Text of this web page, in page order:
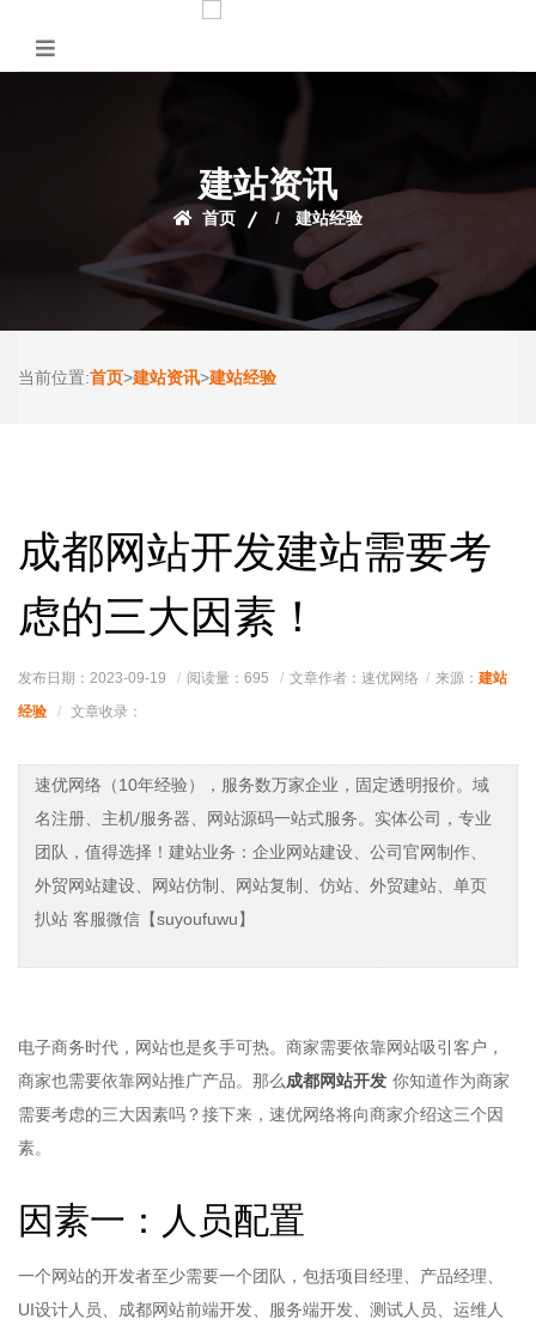
建站资讯
首页 建站经验
当前位置:首页>建站资讯>建站经验
成都网站开发建站需要考
虑的三大因素！
发布日期：2023-09-19 阅读量： 695 文章作者：速优网络 来源： 建站
经验
文章收录：
速优网络（10年经验），服务数万家企业，固定透明报价。域
名注册、主机/服务器、网站源码一站式服务。实体公司，专业
团队，值得选择！建站业务：企业网站建设、公司官网制作、
外贸网站建设、网站仿制、网站复制、仿站、外贸建站、单页
扒站 客服微信【suyoufuwu】
电子商务时代，网站也是炙手可热。商家需要依靠网站吸引客户，
商家也需要依靠网站推广产品。那么成都网站开发 你知道作为商家
需要考虑的三大因素吗？接下来，速优网络将向商家介绍这三个因
素。
因素一：人员配置
一个网站的开发者至少需要一个团队，包括项目经理、产品经理、
UI设计人员、成都网站前端开发、服务端开发、测试人员、运维人